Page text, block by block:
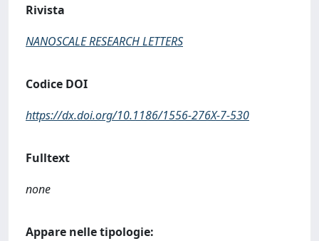
Rivista
NANOSCALE RESEARCH LETTERS
Codice DOI
https://dx.doi.org/10.1186/1556-276X-7-530
Fulltext
none
Appare nelle tipologie: